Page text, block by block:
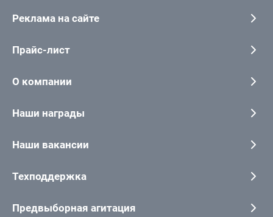
Реклама на сайте
Прайс-лист
О компании
Наши награды
Наши вакансии
Техподдержка
Предвыборная агитация